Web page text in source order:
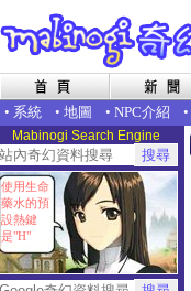
• 系統 • 地圖 • NPC介紹 •
Mabinogi Search Engine
使用生命
藥水的預
設熱鍵
是"H"